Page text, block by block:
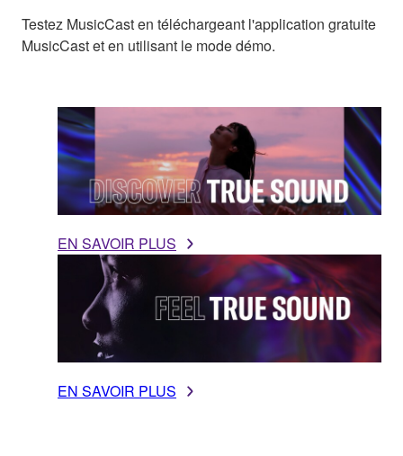
Testez MusicCast en téléchargeant l'application gratuite
MusicCast et en utilisant le mode démo.
EN SAVOIR PLUS
EN SAVOIR PLUS